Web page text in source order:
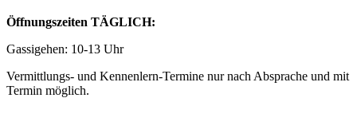
Öffnungszeiten TÄGLICH:
Gassigehen: 10-13 Uhr
Vermittlungs- und Kennenlern-Termine nur nach Absprache und mit
Termin möglich.